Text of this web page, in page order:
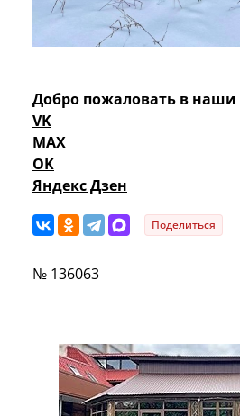
Добро пожаловать в наши
VK
MAX
OK
Яндекс Дзен
Поделиться
№ 136063